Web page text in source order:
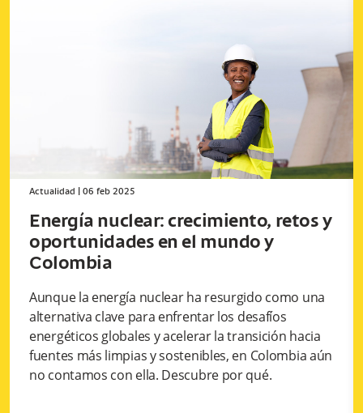
Actualidad 06 feb 2025
Energía nuclear: crecimiento, retos y
oportunidades en el mundo y
Colombia
Aunque la energía nuclear ha resurgido como una
alternativa clave para enfrentar los desafíos
energéticos globales y acelerar la transición hacia
fuentes más limpias y sostenibles, en Colombia aún
no contamos con ella. Descubre por qué.